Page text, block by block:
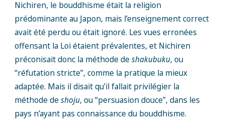
Nichiren, le bouddhisme était la religion
prédominante au Japon, mais l’enseignement correct
avait été perdu ou était ignoré. Les vues erronées
offensant la Loi étaient prévalentes, et Nichiren
préconisait donc la méthode de shakubuku, ou
“réfutation stricte”, comme la pratique la mieux
adaptée. Mais il disait qu’il fallait privilégier la
méthode de shoju, ou “persuasion douce”, dans les
pays n’ayant pas connaissance du bouddhisme.